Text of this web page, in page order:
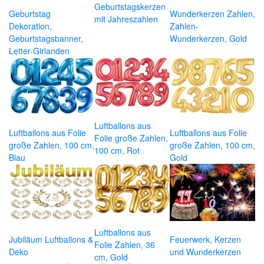
Geburtstag
Dekoration,
Geburtstagsbanner,
Letter-Girlanden
Geburtstagskerzen
mit Jahreszahlen
Wunderkerzen Zahlen,
Zahlen-
Wunderkerzen, Gold
Luftballons aus Folie
große Zahlen, 100 cm,
Blau
Luftballons aus
Folie große Zahlen,
100 cm, Rot
Luftballons aus Folie
große Zahlen, 100 cm,
Gold
Jubiläum Luftballons &
Deko
Luftballons aus
Folie Zahlen, 36
cm, Gold
Feuerwerk, Kerzen
und Wunderkerzen